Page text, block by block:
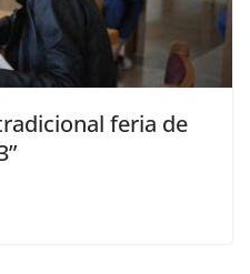
feria de